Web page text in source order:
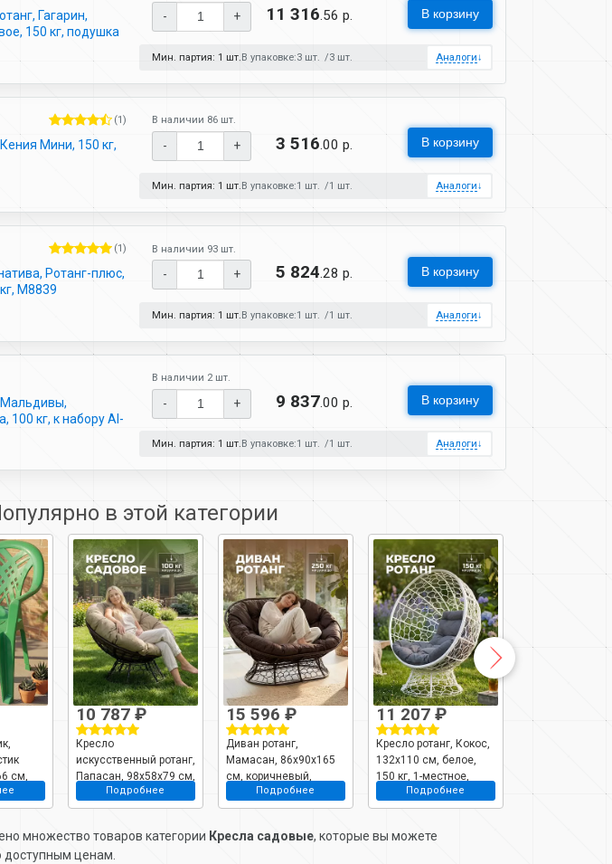
Гагарин,
150 кг, подушка
- + 11 316.56 р. В корзину
Мин. партия: 1 шт.В упаковке:3 шт. 3 шт. Аналоги↓
(1)
Мини, 150 кг,
В наличии 86 шт.
- + 3 516.00 р. В корзину
Мин. партия: 1 шт. В упаковке:1 шт. 1 шт. Аналоги↓
(1)
Ротанг-плюс,
М8839
В наличии 93 шт.
- + 5 824.28 р. В корзину
Мин. партия: 1 шт.В упаковке:1 шт. 1 шт. Аналоги↓
Мальдивы,
100 кг, к набору AI-
В наличии 2 шт.
- + 9 837.00 р. В корзину
Мин. партия: 1 шт. В упаковке:1 шт. 1 шт. Аналоги↓
в этой категории
см,
10 787 ₽
Кресло
искусственный ротанг,
Папасан, 98х58х79 см,
коричневое, 100 кг, 1-
местное, бежевая
Подробнее
15 596 ₽
Диван ротанг,
Мамасан, 86х90х165
см, коричневый,
подушка, 250 кг,
12110205
Подробнее
11 207 ₽
Кресло ротанг, Кокос,
132х110 см, белое,
150 кг, 1-местное,
серая подушка,
11590109
Подробнее
коричневое,
множество товаров категории Кресла садовые, которые вы можете
ценам.